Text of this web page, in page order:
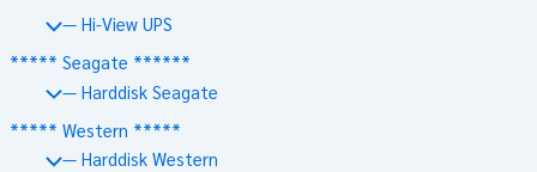
— Hi-View UPS
***** Seagate ******
— Harddisk Seagate
***** Western *****
— Harddisk Western